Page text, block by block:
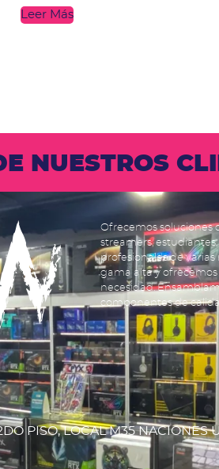
Leer Más
NUESTROS
Ofrecemos soluciones
streamers,
profesionales de
gama alta y
necesidad.
componentes de
PISO, LOCAL M35 NACIONES